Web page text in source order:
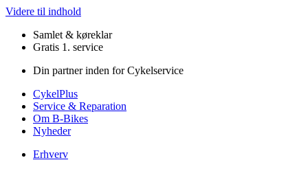
Videre til indhold
Samlet & køreklar
Gratis 1. service
Din partner inden for Cykelservice
CykelPlus
Service & Reparation
Om B-Bikes
Nyheder
Erhverv